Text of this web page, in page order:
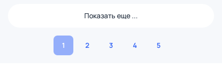
Показать еще ...
1 2 3 4 5